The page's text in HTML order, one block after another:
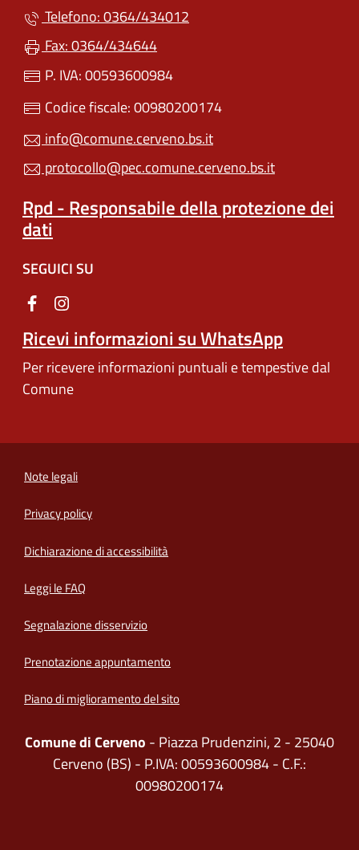
Telefono: 0364/434012
Fax: 0364/434644
P. IVA: 00593600984
Codice fiscale: 00980200174
info@comune.cerveno.bs.it
protocollo@pec.comune.cerveno.bs.it
Rpd - Responsabile della protezione dei
dati
SEGUICI SU
Ricevi informazioni su WhatsApp
Per ricevere informazioni puntuali e tempestive dal
Comune
Note legali
Privacy policy
Dichiarazione di accessibilità
Leggi le FAQ
Segnalazione disservizio
Prenotazione appuntamento
Piano di miglioramento del sito
Comune di Cerveno - Piazza Prudenzini, 2 - 25040
Cerveno (BS) - P.IVA: 00593600984 - C.F.:
00980200174